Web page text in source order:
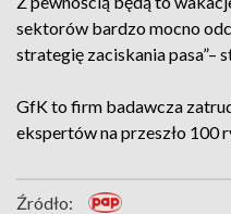
sektorów bardzo mocno
strategię zaciskania pasa”–
GfK to firm badawcza
ekspertów na przeszło 100
Źródło: